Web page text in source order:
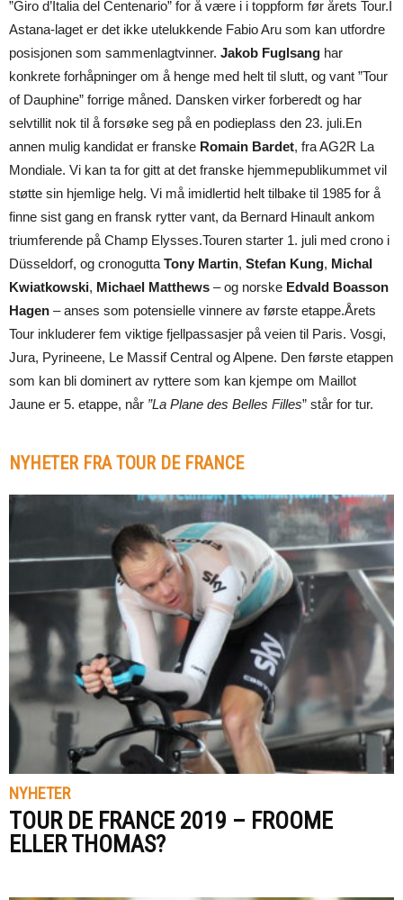
”Giro d’Italia del Centenario” for å være i i toppform før årets Tour.I
Astana-laget er det ikke utelukkende Fabio Aru som kan utfordre
posisjonen som sammenlagtvinner. Jakob Fuglsang har
konkrete forhåpninger om å henge med helt til slutt, og vant ”Tour
of Dauphine” forrige måned. Dansken virker forberedt og har
selvtillit nok til å forsøke seg på en podieplass den 23. juli.En
annen mulig kandidat er franske Romain Bardet, fra AG2R La
Mondiale. Vi kan ta for gitt at det franske hjemmepublikummet vil
støtte sin hjemlige helg. Vi må imidlertid helt tilbake til 1985 for å
finne sist gang en fransk rytter vant, da Bernard Hinault ankom
triumferende på Champ Elysses.Touren starter 1. juli med crono i
Düsseldorf, og cronogutta Tony Martin, Stefan Kung, Michal
Kwiatkowski, Michael Matthews – og norske Edvald Boasson
Hagen – anses som potensielle vinnere av første etappe.Årets
Tour inkluderer fem viktige fjellpassasjer på veien til Paris. Vosgi,
Jura, Pyrineene, Le Massif Central og Alpene. Den første etappen
som kan bli dominert av ryttere som kan kjempe om Maillot
Jaune er 5. etappe, når ”La Plane des Belles Filles” står for tur.
NYHETER FRA TOUR DE FRANCE
NYHETER
TOUR DE FRANCE 2019 – FROOME
ELLER THOMAS?